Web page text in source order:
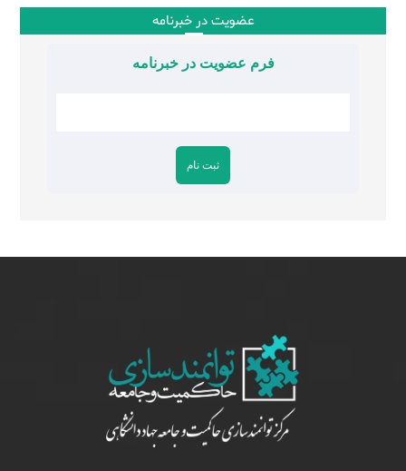
عضویت در خبرنامه
فرم عضویت در خبرنامه